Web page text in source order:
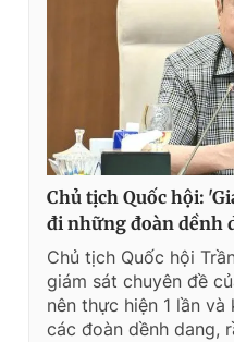
Chủ tịch Quốc hội:
đi những đoàn dềnh
Chủ tịch Quốc hội
giám sát chuyên đề
nên thực hiện 1 lần
các đoàn dềnh dang,